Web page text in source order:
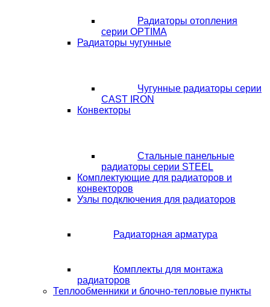
Радиаторы отопления
серии OPTIMA
Радиаторы чугунные
Чугунные радиаторы серии
CAST IRON
Конвекторы
Стальные панельные
радиаторы серии STEEL
Комплектующие для радиаторов и
конвекторов
Узлы подключения для радиаторов
Радиаторная арматура
Комплекты для монтажа
радиаторов
Теплообменники и блочно-тепловые пункты